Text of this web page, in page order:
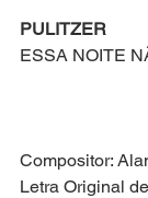
PULITZER
ESSA NOITE
Compositor:
Letra Original